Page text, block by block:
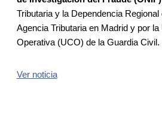
Tributaria y la Dependencia
Agencia Tributaria en Madrid y por la
Operativa (UCO) de la Guardia Civil.
Ver noticia